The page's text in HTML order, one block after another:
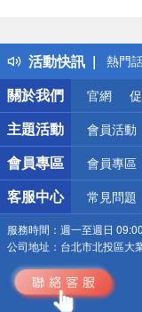
活動快訊
得獎
熱門
銀行
偏遠
詐騙
關於我們
官網
主題活動 會員活動
會員專區 會員專區
客服中心 常見問題
服務時間： 週一至週日
公司地址： 台北市北投區大